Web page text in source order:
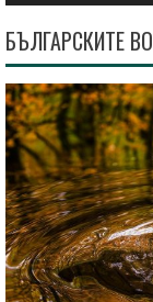
БЪЛГАРСКИТЕ